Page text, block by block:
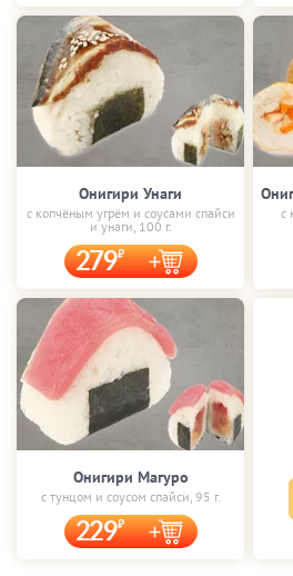
Онигири Унаги
с копчёным угрём и соусами спайси
и унаги, 100 г.
279
с
Онигири Магуро
с тунцом и соусом спайси, 95 г.
229